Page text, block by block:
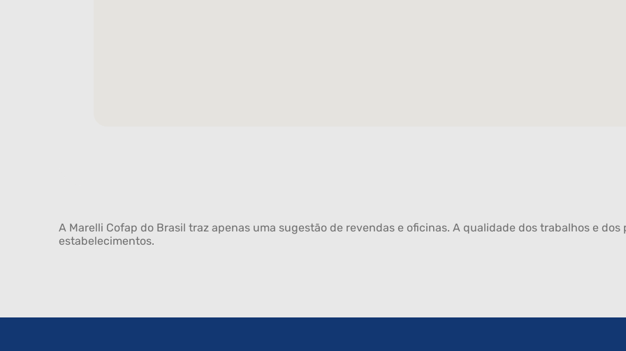
A Marelli Cofap do Brasil traz apenas uma sugestão de revendas e oficinas. A qualidade dos trabalhos e
estabelecimentos.